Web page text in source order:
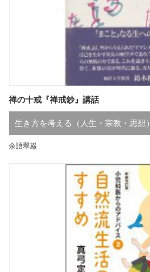
禅の十戒『禅戒鈔』講話
生き方を考える（人生・宗教・思想）
余語翠巌